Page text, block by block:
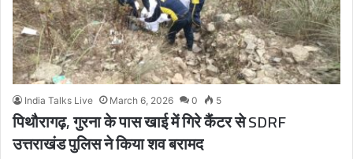
India Talks Live March 6, 2026 0 5
पिथौरागढ़, गुरना के पास खाई में गिरे कैंटर से SDRF
उत्तराखंड पुलिस ने किया शव बरामद